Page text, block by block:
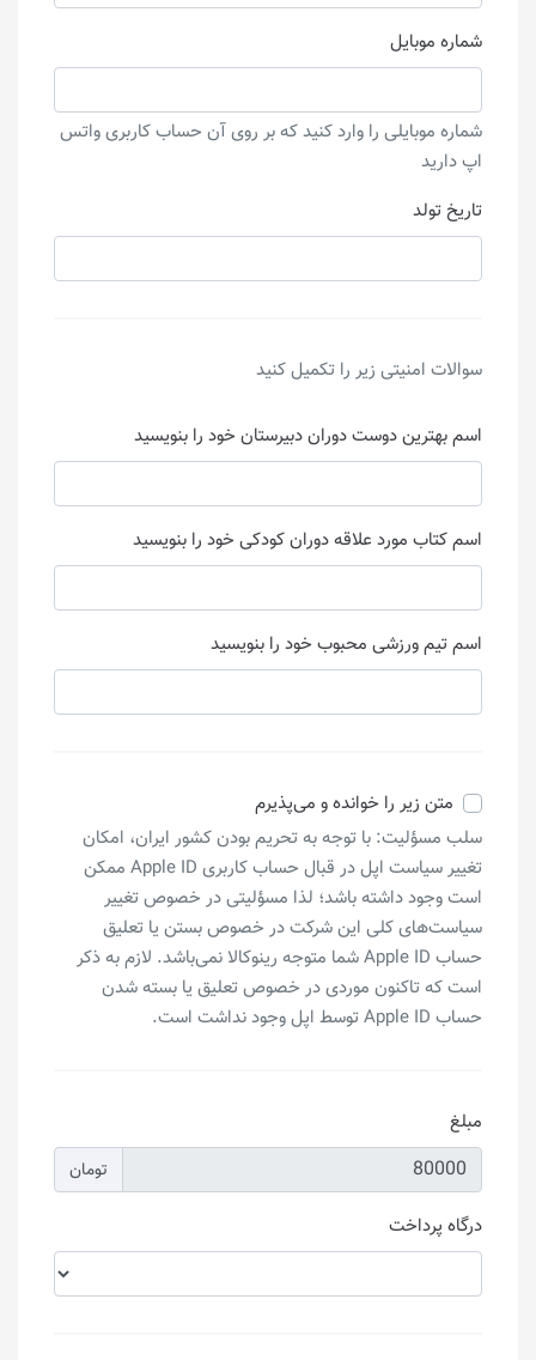
شماره موبایل
شماره موبایلی را وارد کنید که بر روی آن حساب کاربری واتس
اپ دارید
تاریخ تولد
سوالات امنیتی زیر را تکمیل کنید
اسم بهترین دوست دوران دبیرستان خود را بنویسید
اسم کتاب مورد علاقه دوران کودکی خود را بنویسید
اسم تیم ورزشی محبوب خود را بنویسید
متن زیر را خوانده و می‌پذیرم
سلب مسؤلیت: با توجه به تحریم بودن کشور ایران، امکان
تغییر سیاست اپل در قبال حساب‌ کاربری Apple ID ممکن
است وجود داشته باشد؛ لذا مسؤلیتی در خصوص تغییر
سیاست‌های کلی این شرکت در خصوص بستن یا تعلیق
حساب‌ Apple ID شما متوجه رینوکالا نمی‌باشد. لازم به ذکر
است که تاکنون موردی در خصوص تعلیق یا بسته شدن
حساب Apple ID توسط اپل وجود نداشت است.
مبلغ
تومان
درگاه پرداخت